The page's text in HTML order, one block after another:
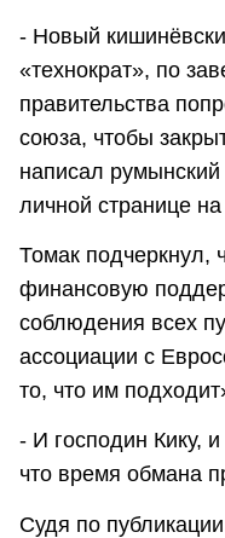
- Новый
«технократ», по
правительства
союза, чтобы
написал
личной странице
Томак подчеркнул,
финансовую
соблюдения всех
ассоциации с
то, что им
- И господин Кику,
что время обмана
Судя по